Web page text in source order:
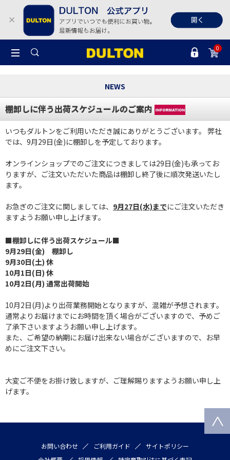
0
NEWS
棚卸しに伴う出荷スケジュールのご案内
いつもダルトンをご利用いただき誠にありがとうございます。 弊社
では、9月29日(金)に棚卸しを予定しております。
オンラインショップでのご注文につきましては29日(金)も承ってお
りますが、ご注文いただいた商品は棚卸し終了後に順次発送いたし
ます。
お急ぎのご注文に関しましては、 9月27日(水)までにご注文いただき
ますようお願い申し上げます。
■棚卸しに伴う出荷スケジュール■
9月29日(金) 棚卸し
9月30日(土) 休
10月1日(日) 休
10月2日(月) 通常出荷開始
10月2日(月)より出荷業務開始となりますが、混雑が予想されます。
通常よりお届けまでにお時間を頂く場合がございますので、予めご
了承下さいますようお願い申し上げます。
また、ご希望の納期にお届け出来ない場合がございますので、お早
めにご注文下さい。
大変ご不便をお掛け致しますが、ご理解賜りますようお願い申し上
げます。
お問い合わせ ご利用ガイド
サイトポリシー